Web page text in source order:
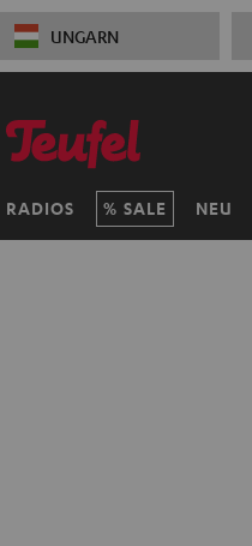
UNGARN
RADIOS SALE NEU